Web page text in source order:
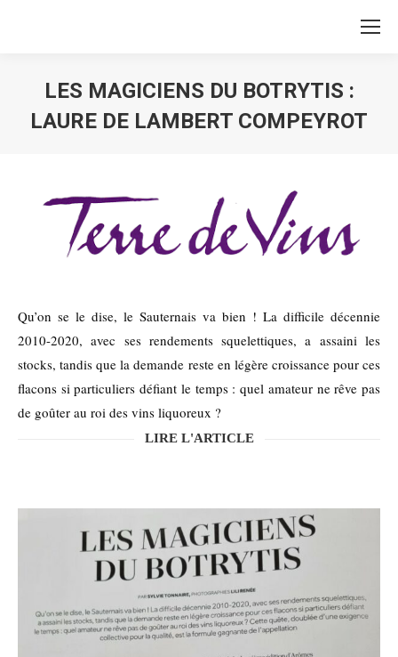
LES MAGICIENS DU BOTRYTIS :
LAURE DE LAMBERT COMPEYROT
Qu’on se le dise, le Sauternais va bien ! La difficile décennie
2010-2020, avec ses rendements squelettiques, a assaini les
stocks, tandis que la demande reste en légère croissance pour ces
flacons si particuliers défiant le temps : quel amateur ne rêve pas
de goûter au roi des vins liquoreux ?
LIRE L'ARTICLE